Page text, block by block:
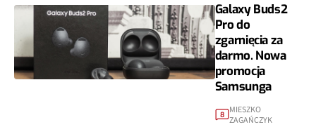
Galaxy Buds2
Pro do
zgarnięcia za
darmo. Nowa
promocja
Samsunga
8
MIESZKO
ZAGAŃCZYK